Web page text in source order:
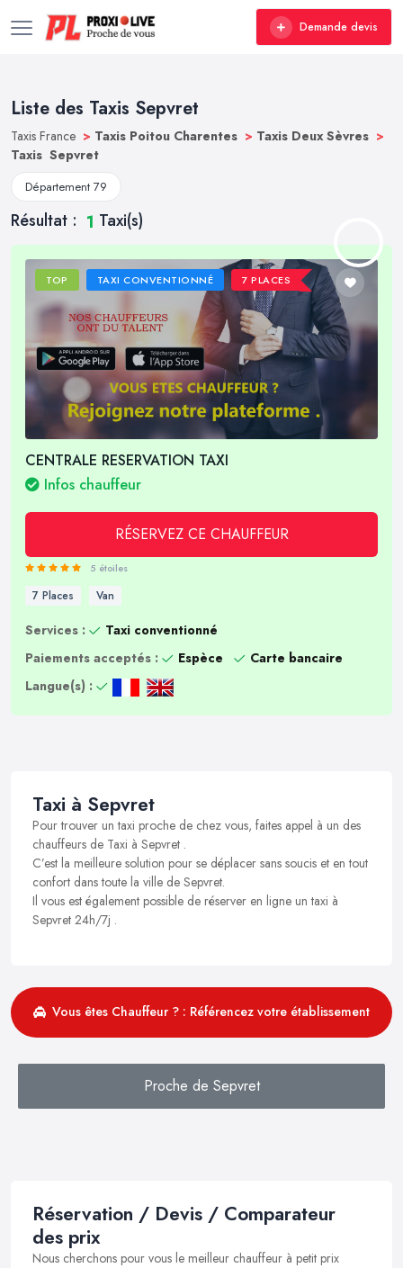
Demande devis
Liste des Taxis Sepvret
Taxis France > Taxis Poitou Charentes > Taxis Deux Sèvres >
Taxis Sepvret
Département 79
Résultat : 1 Taxi(s)
TOP TAXI CONVENTIONNÉ 7 PLACES
CENTRALE RESERVATION TAXI
Infos chauffeur
RÉSERVEZ CE CHAUFFEUR
5 étoiles
7 Places Van
Services :
Taxi conventionné
Paiements acceptés :
Espèce
Carte bancaire
Langue(s) :
Taxi à Sepvret
Pour trouver un taxi proche de chez vous, faites appel à un des
chauffeurs de Taxi à Sepvret .
C’est la meilleure solution pour se déplacer sans soucis et en tout
confort dans toute la ville de Sepvret.
Il vous est également possible de réserver en ligne un taxi à
Sepvret 24h/7j .
Vous êtes Chauffeur ? : Référencez votre établissement
Proche de Sepvret
Réservation / Devis / Comparateur
des prix
Nous cherchons pour vous le meilleur chauffeur à petit prix